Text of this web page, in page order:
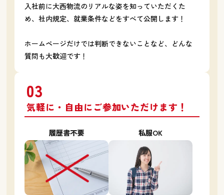
入社前に大西物流のリアルな姿を知っていただくた
め、社内規定、就業条件などをすべて公開します！
ホームページだけでは判断できないことなど、どんな
質問も大歓迎です！
03
気軽に・自由にご参加いただけます！
履歴書不要 私服OK